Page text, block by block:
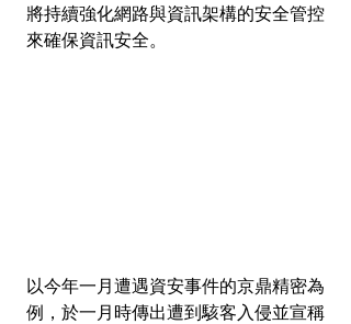
將持續強化網路與資訊架構的安全管控
來確保資訊安全。
以今年一月遭遇資安事件的京鼎精密為
例，於一月時傳出遭到駭客入侵並宣稱